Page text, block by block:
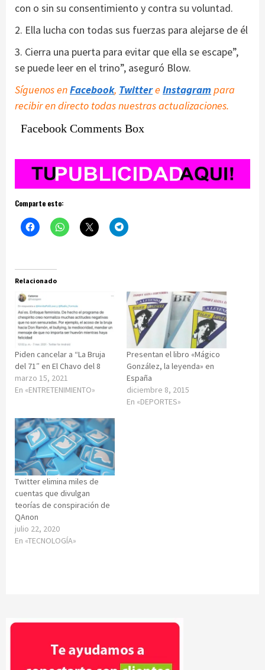
con o sin su consentimiento y contra su voluntad.
2. Ella lucha con todas sus fuerzas para alejarse de él
3. Cierra una puerta para evitar que ella se escape”,
se puede leer en el trino”, aseguró Blow.
Síguenos enFacebook, Twittere Instagram para
recibir en directo todas nuestras actualizaciones.
Facebook Comments Box
Comparte esto:
Relacionado
Piden cancelar a “La Bruja
del 71″ en El Chavo del 8
marzo 15, 2021
En «ENTRETENIMIENTO»
Presentan el libro «Mágico
González, la leyenda» en
España
diciembre 8, 2015
En «DEPORTES»
Twitter elimina miles de
cuentas que divulgan
teorías de conspiración de
QAnon
julio 22, 2020
En «TECNOLOGÍA»